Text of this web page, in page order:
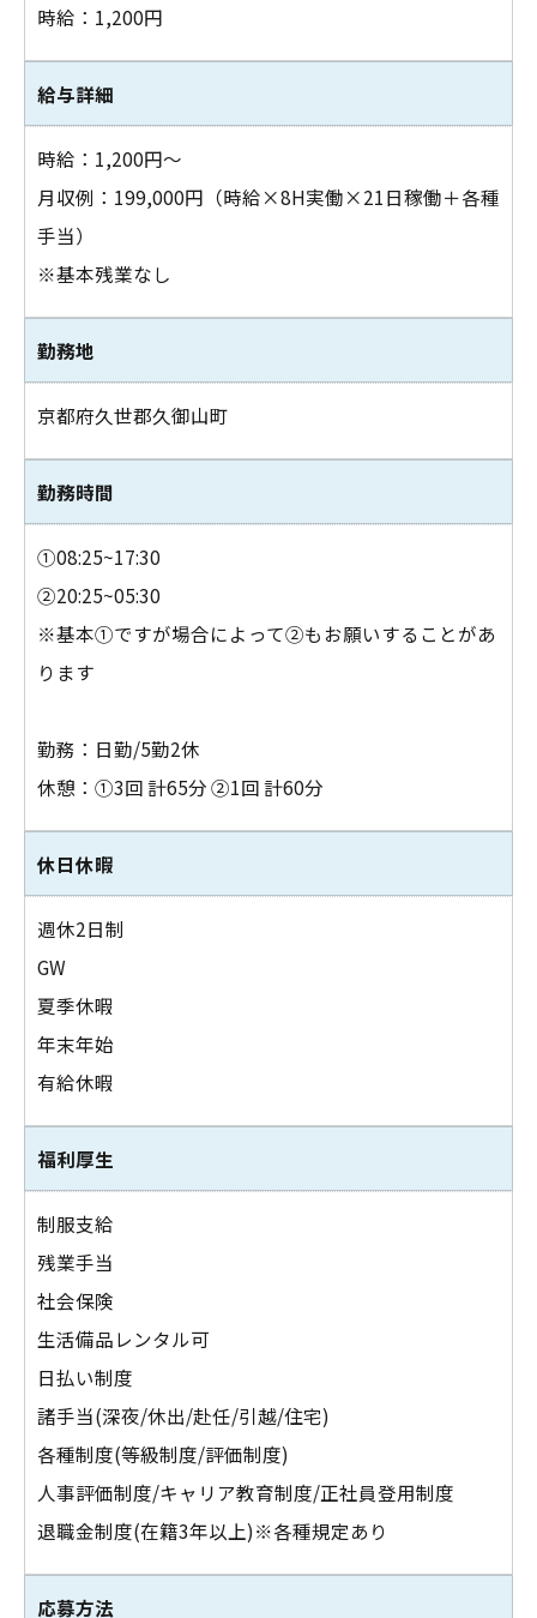
時給：1,200円
給与詳細
時給：1,200円～
月収例：199,000円（時給×8H実働×21日稼働＋各種
手当）
※基本残業なし
勤務地
京都府久世郡久御山町
勤務時間
①08:25~17:30
②20:25~05:30
※基本①ですが場合によって②もお願いすることがあ
ります
勤務：日勤/5勤2休
休憩：①3回 計65分 ②1回 計60分
休日休暇
週休2日制
GW
夏季休暇
年末年始
有給休暇
福利厚生
制服支給
残業手当
社会保険
生活備品レンタル可
日払い制度
諸手当(深夜/休出/赴任/引越/住宅)
各種制度(等級制度/評価制度)
人事評価制度/キャリア教育制度/正社員登用制度
退職金制度(在籍3年以上)※各種規定あり
応募方法